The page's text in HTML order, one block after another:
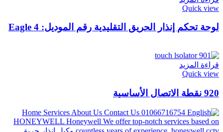
Quick view
لوحة تحكم إنذار الحريق التقليدية رقم الموديل: Eagle 4
قراءة المزيد
Quick view
920 نقطة الاتصال الأساسية